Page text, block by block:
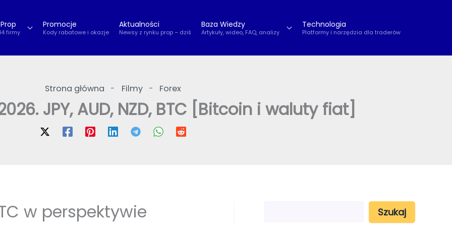
firmy
Promocje
Kody rabatowe i okazje
Aktualności
Newsy z rynku prop – dziś
Baza Wiedzy
Artykuły, wideo, FAQ, analizy
Technologia
Platformy i narzędzia dla traderów
Strona główna - Filmy - Forex
JPY, AUD, NZD, BTC [Bitcoin i waluty fiat]
w perspektywie
Szukaj